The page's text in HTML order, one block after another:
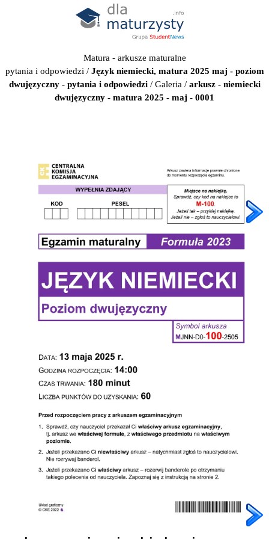
Matura - arkusze maturalne
pytania i odpowiedzi / Język niemiecki, matura 2025 maj - poziom
dwujęzyczny - pytania i odpowiedzi/ Galeria / arkusz - niemiecki
dwujęzyczny - matura 2025 - maj - 0001